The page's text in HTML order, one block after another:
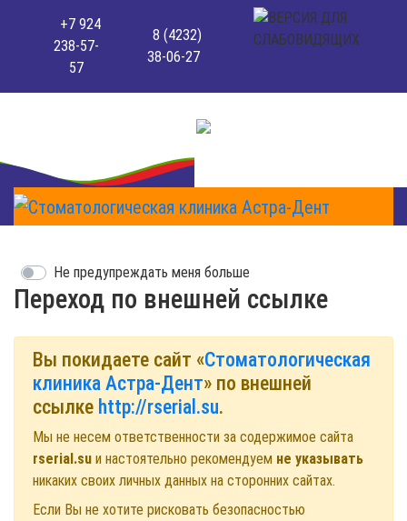
+7 924
238-57-
57
8 (4232)
38-06-27
Переход по внешней ссылке
Не предупреждать меня больше
Вы покидаете сайт «Стоматологическая
клиника Астра-Дент» по внешней
ссылке http://rserial.su.
Мы не несем ответственности за содержимое сайта
rserial.su и настоятельно рекомендуем не указывать
никаких своих личных данных на сторонних сайтах.
Если Вы не хотите рисковать безопасностью